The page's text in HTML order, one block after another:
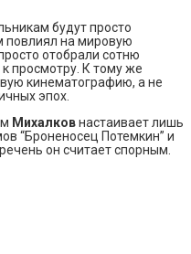
будут просто
повлиял на мировую
отобрали сотню
к просмотру. К тому же
кинематографию, а не
эпох.
Михалковнастаивает лишь
“Броненосец Потемкин” и
он считает спорным.